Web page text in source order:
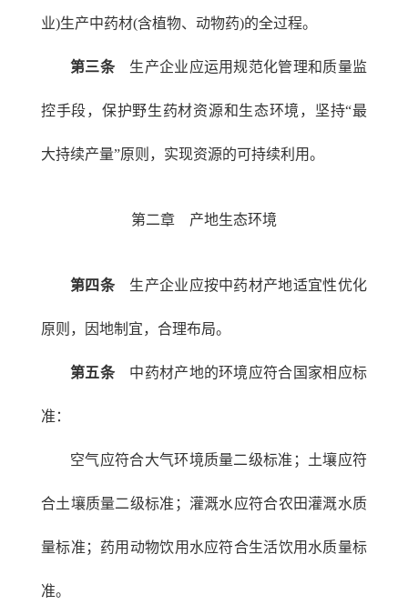
业)生产中药材(含植物、动物药)的全过程。
第三条生产企业应运用规范化管理和质量监
控手段，保护野生药材资源和生态环境，坚持“最
大持续产量”原则，实现资源的可持续利用。
第二章 产地生态环境
第四条生产企业应按中药材产地适宜性优化
原则，因地制宜，合理布局。
第五条中药材产地的环境应符合国家相应标
准：
空气应符合大气环境质量二级标准；土壤应符
合土壤质量二级标准；灌溉水应符合农田灌溉水质
量标准；药用动物饮用水应符合生活饮用水质量标
准。